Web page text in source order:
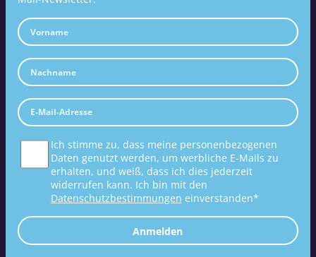
Ich stimme zu, dass meine personenbezogenen
Daten genutzt werden, um werbliche E-Mails zu
erhalten, und weiß, dass ich dies jederzeit
widerrufen kann. Ich bin mit den
Datenschutzbestimmungen einverstanden*
Anmelden